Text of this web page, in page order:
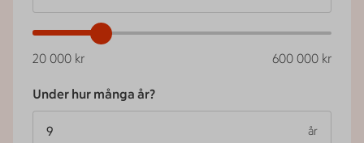
20 000 kr 600 000 kr
Under hur många år?
år